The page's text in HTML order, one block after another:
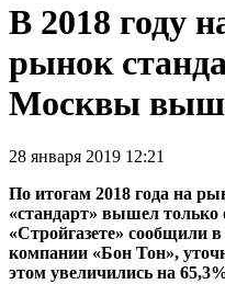
В 2018 году
рынок
Москвы
28 января 2019 12:21
По итогам 2018 года на
«стандарт» вышел только
«Стройгазете» сообщили
компании «Бон Тон»,
этом увеличились на